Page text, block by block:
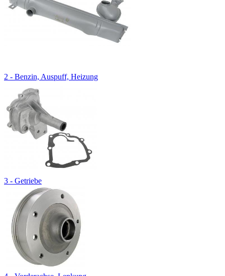
2 - Benzin, Auspuff, Heizung
3 - Getriebe